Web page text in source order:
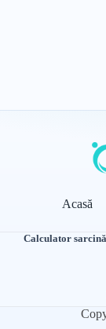
Acasă
Calculator sarcină